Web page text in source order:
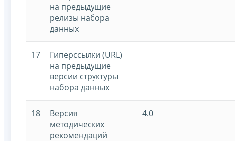
на предыдущие
релизы набора
данных
17
Гиперссылки (URL)
на предыдущие
версии структуры
набора данных
18
Версия
методических
рекомендаций
4.0